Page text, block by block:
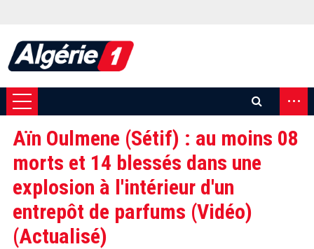
...
Aïn Oulmene (Sétif) : au moins 08
morts et 14 blessés dans une
explosion à l'intérieur d'un
entrepôt de parfums (Vidéo)
(Actualisé)